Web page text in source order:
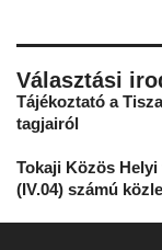
Választási
Tájékoztató a
tagjairól
Tokaji Közös Helyi
(IV.04) számú